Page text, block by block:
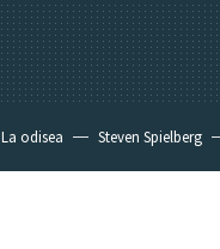
La odisea Steven Spielberg